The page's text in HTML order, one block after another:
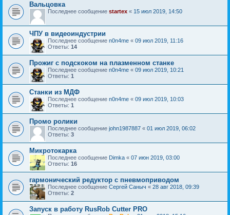
Вальцовка
Последнее сообщение startex « 15 июл 2019, 14:50
ЧПУ в видеоиндустрии
Последнее сообщение n0n4me « 09 июл 2019, 11:16
Ответы: 14
Прожиг с подскоком на плазменном станке
Последнее сообщение n0n4me « 09 июл 2019, 10:21
Ответы: 1
Станки из МДФ
Последнее сообщение n0n4me « 09 июл 2019, 10:03
Ответы: 1
Промо ролики
Последнее сообщение john1987887 « 01 июл 2019, 06:02
Ответы: 3
Микротокарка
Последнее сообщение Dimka « 07 июн 2019, 03:00
Ответы: 16
гармонический редуктор с пневмоприводом
Последнее сообщение Сергей Саныч « 28 авг 2018, 09:39
Ответы: 2
Запуск в работу RusRob Cutter PRO